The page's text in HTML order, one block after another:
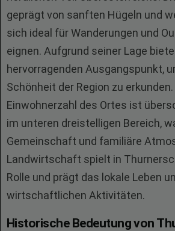
geprägt von sanften Hügeln und
sich ideal für Wanderungen und
eignen. Aufgrund seiner Lage
hervorragenden Ausgangspunkt,
Schönheit der Region zu erkunden.
Einwohnerzahl des Ortes ist
im unteren dreistelligen Bereich,
Gemeinschaft und familiäre
Landwirtschaft spielt in
Rolle und prägt das lokale Leben
wirtschaftlichen Aktivitäten.
Historische Bedeutung von